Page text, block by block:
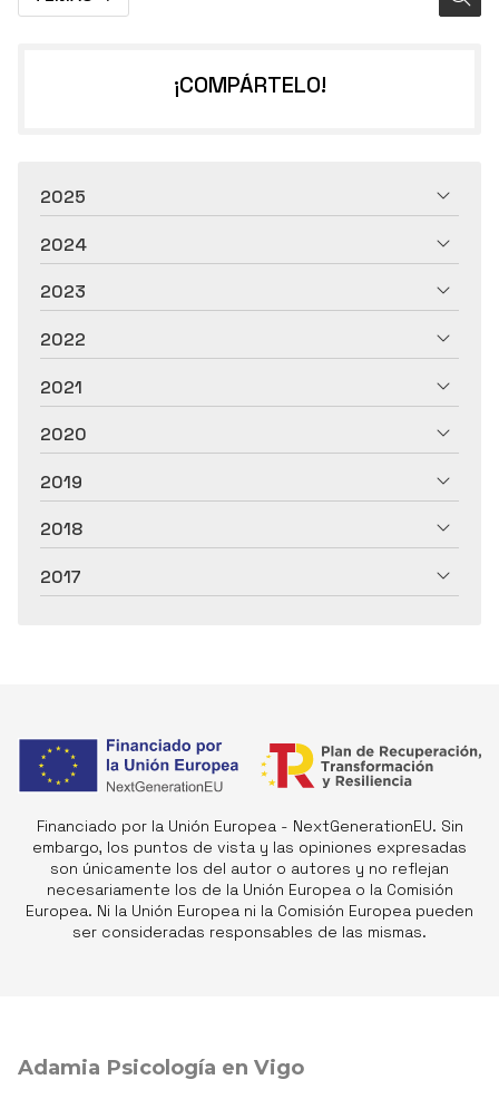
¡COMPÁRTELO!
2025
2024
2023
2022
2021
2020
2019
2018
2017
Financiado por la Unión Europea - NextGenerationEU. Sin
embargo, los puntos de vista y las opiniones expresadas
son únicamente los del autor o autores y no reflejan
necesariamente los de la Unión Europea o la Comisión
Europea. Ni la Unión Europea ni la Comisión Europea pueden
ser consideradas responsables de las mismas.
Adamia Psicología en Vigo